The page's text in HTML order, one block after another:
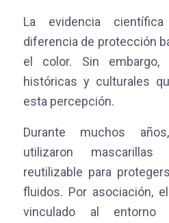
La evidencia
diferencia de protección
el color. Sin embargo,
históricas y culturales
esta percepción.
Durante muchos
utilizaron
reutilizable para
fluidos. Por asociación,
vinculado al entorno